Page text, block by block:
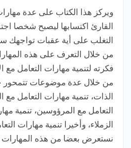
ويركز هذا الكتاب على عدة
القارئ اكتسابها ليصبح شخصا
التغلب على أية عقبات تواجهك
من خلال التعرف على هذه
فكرته لتنمية مهارات التعامل مع
من خلال عدة موضوعات تتمحور
الذات، تنمية مهارات التعامل مع
التعامل مع المرؤوسين، تنمية
الزملاء، وأخيرا تنمية مهارات
نستعرض بعضا من هذه المهارات